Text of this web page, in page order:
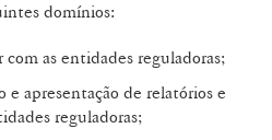
domínios:
as entidades reguladoras;
e apresentação de relatórios e
reguladoras;